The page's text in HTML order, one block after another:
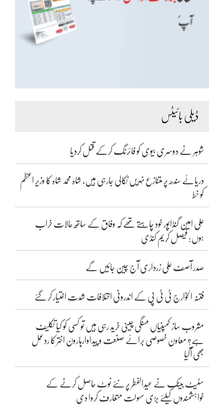
ڈیلی بائیٹس
شوہر نے دوسری بیوی کو فائرنگ کرکے قتل کردیا
دریائے سندھ پر متنازع نہریں نکالی جارہی ہیں، شاہ محمد شاہ کا وزیر اعظم
کو خط
علی امین گنڈاپور خود چاہتے تھے کہ وفاق کے ساتھ حالات خراب
ہوں: فیصل کریم کنڈی
صدر آصف علی زرداری آج چین جائیں گے
فتنہ الخوارج ٹی ٹی پی کے اندرونی اختلافات شدت اختیار کر گئے
مشروب ساز کمپنیاں مہنگی چینی خرید رہی ہیں تو کسی کو کیا تکلیف
ہے؟ معاون خصوصی برائے صنعت و پیداوارہارون اختر کا ردعمل
بھی آگیا
سٹیٹ بینک نے عیدالفطر پر نئے نوٹ حاصل کرنے کے
خواہشمندوں کیلئے بڑی سہولت متعارف کروا دی